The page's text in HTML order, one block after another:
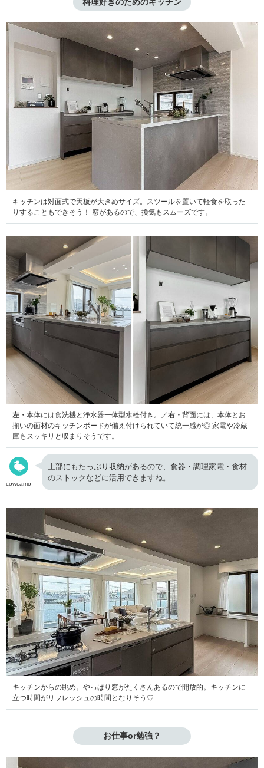
キッチンは対面式で天板が大きめサイズ。スツールを置いて軽食を取った
りすることもできそう！ 窓があるので、換気もスムーズです。
左・ 本体には食洗機と浄水器一体型水栓付き。／右・ 背面には、本体とお
揃いの面材のキッチンボードが備え付けられていて統一感が◎ 家電や冷蔵
庫もスッキリと収まりそうです。
cowcamo
上部にもたっぷり収納があるので、食器・調理家電・食材
のストックなどに活用できますね。
キッチンからの眺め。やっぱり窓がたくさんあるので開放的。キッチンに
立つ時間がリフレッシュの時間となりそう♡
お仕事or勉強？